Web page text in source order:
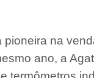
pioneira na
ano, a